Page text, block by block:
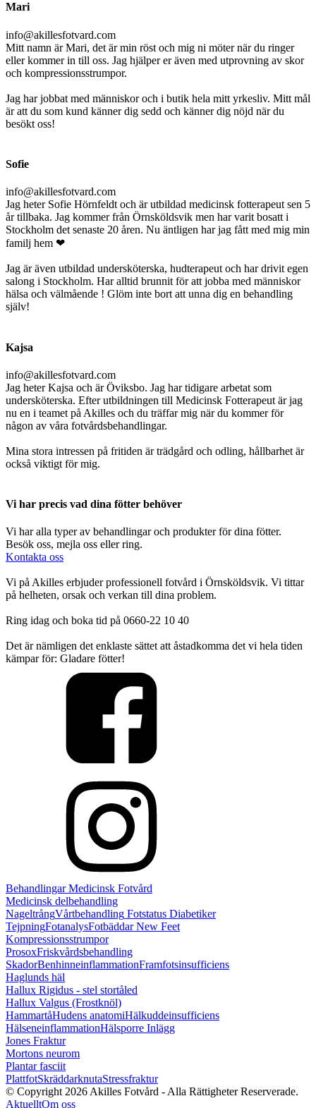
Mari
info@akillesfotvard.com
Mitt namn är Mari, det är min röst och mig ni möter när du ringer
eller kommer in till oss. Jag hjälper er även med utprovning av skor
och kompressionsstrumpor.
Jag har jobbat med människor och i butik hela mitt yrkesliv. Mitt mål
är att du som kund känner dig sedd och känner dig nöjd när du
besökt oss!
Sofie
info@akillesfotvard.com
Jag heter Sofie Hörnfeldt och är utbildad medicinsk fotterapeut sen 5
år tillbaka. Jag kommer från Örnsköldsvik men har varit bosatt i
Stockholm det senaste 20 åren. Nu äntligen har jag fått med mig min
familj hem ❤
Jag är även utbildad undersköterska, hudterapeut och har drivit egen
salong i Stockholm. Har alltid brunnit för att jobba med människor
hälsa och välmående ! Glöm inte bort att unna dig en behandling
själv!
Kajsa
info@akillesfotvard.com
Jag heter Kajsa och är Öviksbo. Jag har tidigare arbetat som
undersköterska. Efter utbildningen till Medicinsk Fotterapeut är jag
nu en i teamet på Akilles och du träffar mig när du kommer för
någon av våra fotvårdsbehandlingar.
Mina stora intressen på fritiden är trädgård och odling, hållbarhet är
också viktigt för mig.
Vi har precis vad dina fötter behöver
Vi har alla typer av behandlingar och produkter för dina fötter.
Besök oss, mejla oss eller ring.
Kontakta oss
Vi på Akilles erbjuder professionell fotvård i Örnsköldsvik. Vi tittar
på helheten, orsak och verkan till dina problem.
Ring idag och boka tid på 0660-22 10 40
Det är nämligen det enklaste sättet att åstadkomma det vi hela tiden
kämpar för: Gladare fötter!
BehandlingarMedicinsk Fotvård
Medicinsk delbehandling
NageltrångVårtbehandling Fotstatus Diabetiker
TejpningFotanalysFotbäddarNew Feet
Kompressionsstrumpor
ProsoxFriskvårdsbehandling
SkadorBenhinneinflammationFramfotsinsufficiens
Haglunds häl
Hallux Rigidus - stel stortåled
Hallux Valgus (Frostknöl)
HammartåHudens anatomiHälkuddeinsufficiens
HälseneinflammationHälsporre Inlägg
Jones Fraktur
Mortons neurom
Plantar fasciit
PlattfotSkräddarknutaStressfraktur
© Copyright 2026 Akilles Fotvård - Alla Rättigheter Reserverade.
AktuelltOm oss